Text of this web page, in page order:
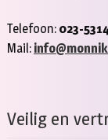
Telefoon: 023-
Mail:
Veilig en